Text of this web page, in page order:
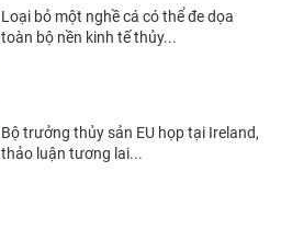
Loại bỏ một nghề cá có thể đe dọa
toàn bộ nền kinh tế thủy...
Bộ trưởng thủy sản EU họp tại Ireland,
thảo luận tương lai...